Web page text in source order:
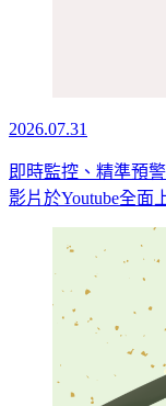
2026.07.31
即時監控、精準預
影片於Youtube全面